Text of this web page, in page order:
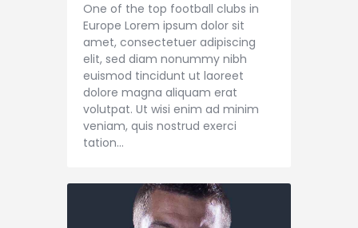
One of the top football clubs in
Europe Lorem ipsum dolor sit
amet, consectetuer adipiscing
elit, sed diam nonummy nibh
euismod tincidunt ut laoreet
dolore magna aliquam erat
volutpat. Ut wisi enim ad minim
veniam, quis nostrud exerci
tation…